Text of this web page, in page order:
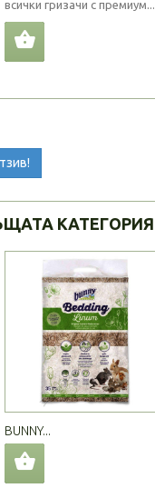
всички гризачи с премиум...
КАТЕГОРИЯ
BUNNY...